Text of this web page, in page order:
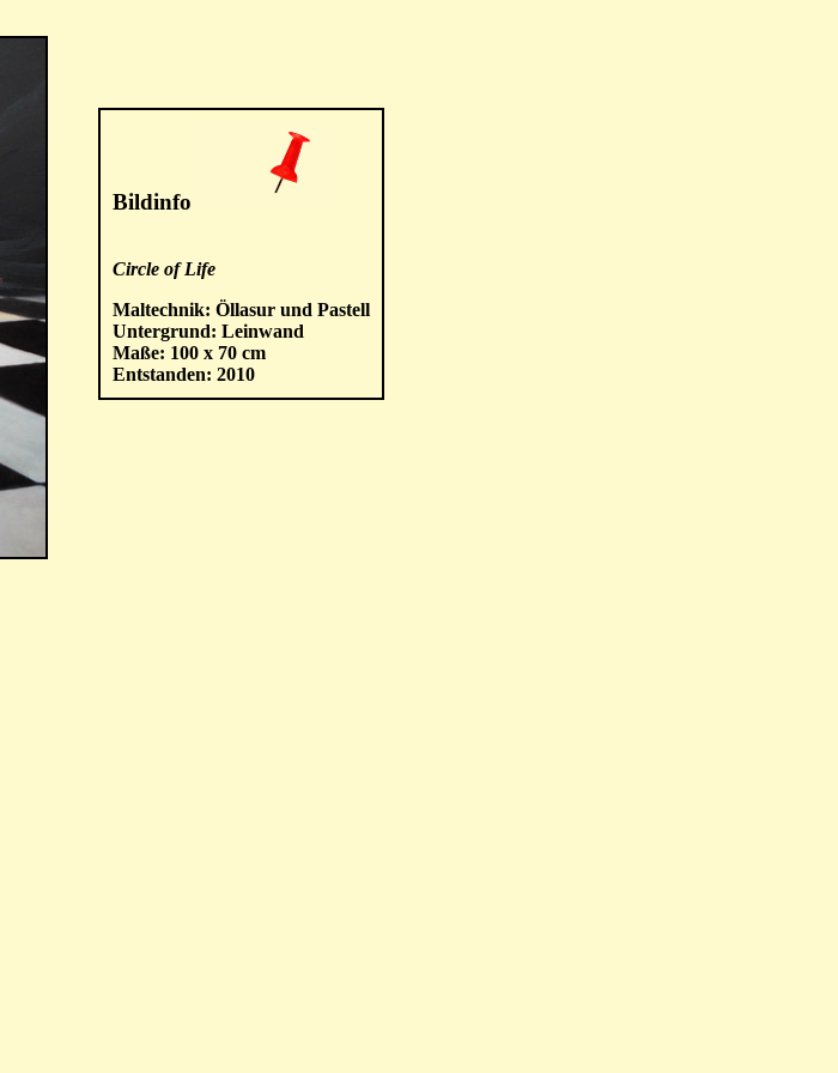
Bildinfo
Circle of Life
Maltechnik: Öllasur und Pastell
Untergrund: Leinwand
Maße: 100 x 70 cm
Entstanden: 2010